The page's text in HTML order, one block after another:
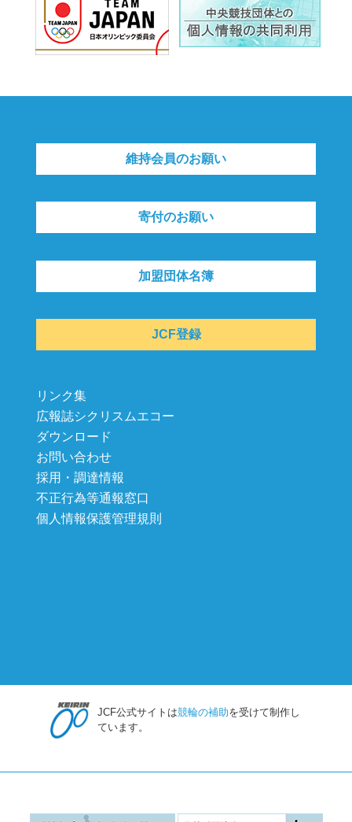
維持会員のお願い
寄付のお願い
加盟団体名簿
JCF登録
リンク集
広報誌シクリスムエコー
ダウンロード
お問い合わせ
採用・調達情報
不正行為等通報窓口
個人情報保護管理規則
JCF公式サイトは競輪の補助を受けて制作し
ています。